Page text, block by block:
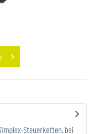
Steuerketten, bei